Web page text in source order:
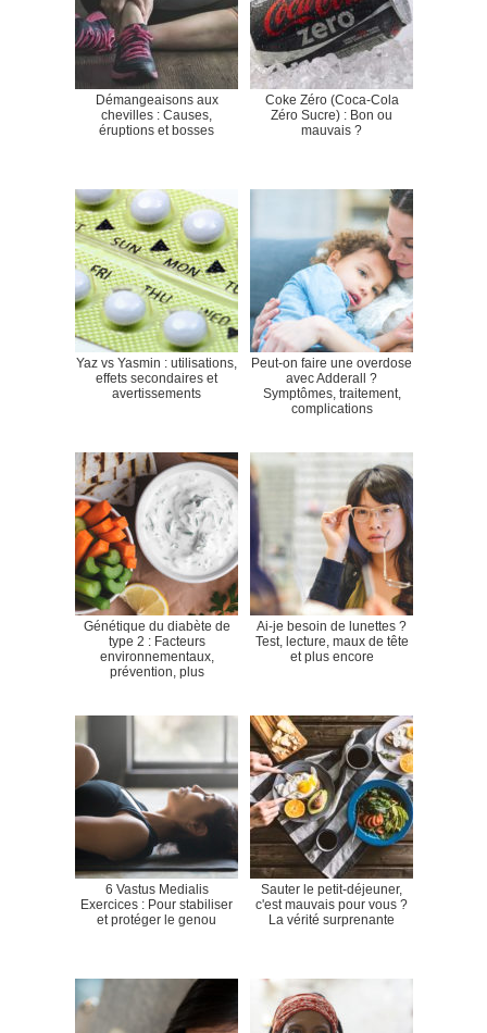
Démangeaisons aux
chevilles : Causes,
éruptions et bosses
Coke Zéro (Coca-Cola
Zéro Sucre) : Bon ou
mauvais ?
Yaz vs Yasmin : utilisations,
effets secondaires et
avertissements
Peut-on faire une overdose
avec Adderall ?
Symptômes, traitement,
complications
Génétique du diabète de
type 2 : Facteurs
environnementaux,
prévention, plus
Ai-je besoin de lunettes ?
Test, lecture, maux de tête
et plus encore
6 Vastus Medialis
Exercices : Pour stabiliser
et protéger le genou
Sauter le petit-déjeuner,
c'est mauvais pour vous ?
La vérité surprenante